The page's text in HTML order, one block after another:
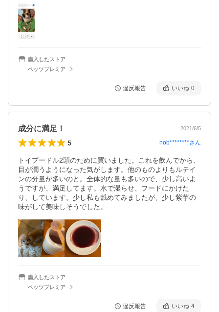
購入したストア
ペッツプレミア
違反報告 いいね 0
成分に満足！ 2021/6/5
5 nob********さん
トイプードル2頭のために買いました。これを飲んでから、
目が潤うようになった気がします。他のものよりもルテイ
ンの分量が多いのと。全体的な量も多いので、少し高いよ
うですが、満足してます。水で湿らせ、フードにかけた
り、しています。少し私も舐めてみましたが、少し紫芋の
味がして美味しそうでした。
購入したストア
ペッツプレミア
違反報告 いいね 4